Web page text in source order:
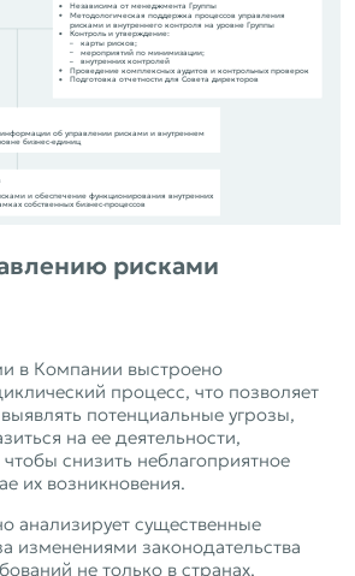
Независима от менеджмента Группы
Методологическая поддержка процессов управления
рисками и внутреннего контроля на уровне Группы
Контроль и утверждение:
карты рисков;
мероприятий по минимизации;
внутренних контролей
Проведение комплексных аудитов и контрольных проверок
Подготовка отчетности для Совета директоров
об управлении рисками и внутреннем
бизнес-единиц
и обеспечение функционирования внутренних
собственных бизнес-процессов
рисками
в Компании выстроено
процесс, что позволяет
потенциальные угрозы,
на ее деятельности,
снизить неблагоприятное
их возникновения.
анализирует существенные
изменениями законодательства
не только в странах,